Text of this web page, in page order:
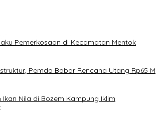
Pemerkosaan di Kecamatan Mentok
Pemda Babar Rencana Utang Rp65 M
Nila di Bozem Kampung Iklim